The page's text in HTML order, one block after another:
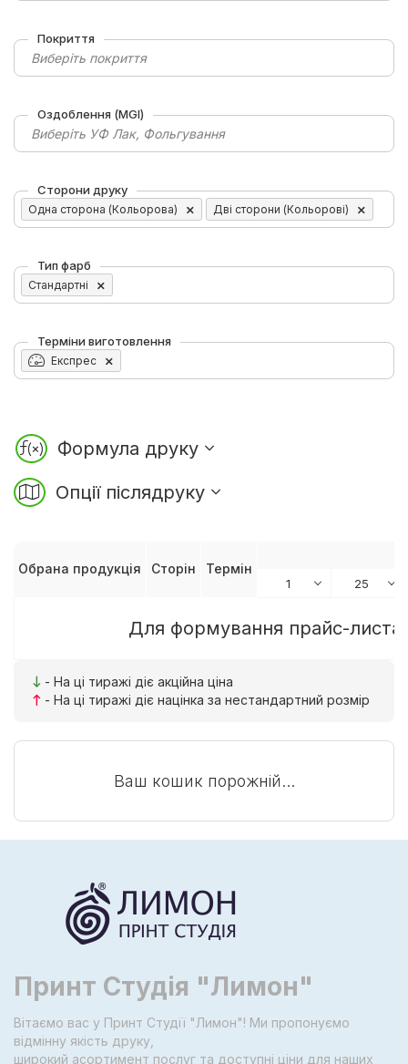
Покриття
Виберіть покриття
Оздоблення (MGI)
Виберіть УФ Лак, Фольгування
Сторони друку
Одна сторона (Кольорова) Дві сторони (Кольорові)
Тип фарб
Стандартні
Терміни виготовлення
Експрес
Формула друку
Опції післядруку
Обрана продукція Сторін Термін
Для формування прайс-листа
- На ці тиражі діє акційна ціна
- На ці тиражі діє націнка за нестандартний розмір
Ваш кошик порожній...
Принт Студія "Лимон"
Вітаємо вас у Принт Студії "Лимон"! Ми пропонуємо
відмінну якість друку,
широкий асортимент послуг та доступні ціни для наших